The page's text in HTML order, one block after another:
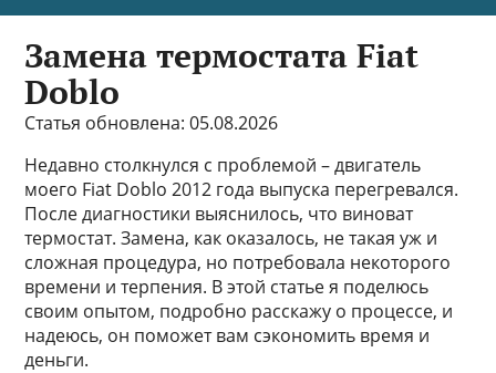
Замена термостата Fiat
Doblo
Статья обновлена: 05.08.2026
Недавно столкнулся с проблемой – двигатель
моего Fiat Doblo 2012 года выпуска перегревался.
После диагностики выяснилось, что виноват
термостат. Замена, как оказалось, не такая уж и
сложная процедура, но потребовала некоторого
времени и терпения. В этой статье я поделюсь
своим опытом, подробно расскажу о процессе, и
надеюсь, он поможет вам сэкономить время и
деньги.